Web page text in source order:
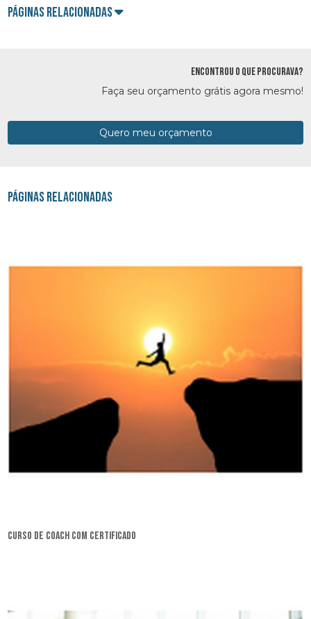
Páginas Relacionadas
ENCONTROU O QUE PROCURAVA?
Faça seu orçamento grátis agora mesmo!
Quero meu orçamento
Páginas Relacionadas
curso de coach com certificado